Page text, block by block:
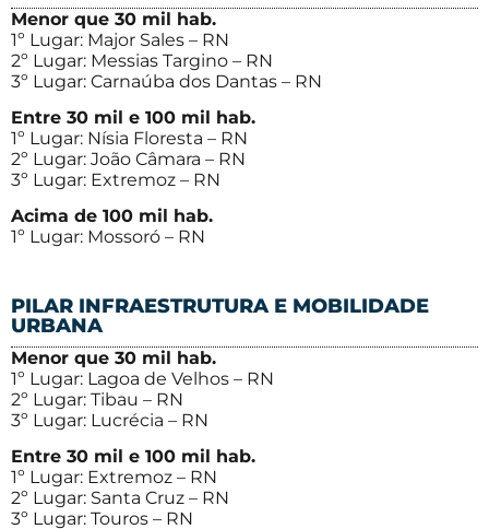
Menor que 30 mil hab.
1º Lugar: Major Sales – RN
2º Lugar: Messias Targino – RN
3º Lugar: Carnaúba dos Dantas – RN
Entre 30 mil e 100 mil hab.
1º Lugar: Nísia Floresta – RN
2º Lugar: João Câmara – RN
3º Lugar: Extremoz – RN
Acima de 100 mil hab.
1º Lugar: Mossoró – RN
PILAR INFRAESTRUTURA E MOBILIDADE
URBANA
Menor que 30 mil hab.
1º Lugar: Lagoa de Velhos – RN
2º Lugar: Tibau – RN
3º Lugar: Lucrécia – RN
Entre 30 mil e 100 mil hab.
1º Lugar: Extremoz – RN
2º Lugar: Santa Cruz – RN
3º Lugar: Touros – RN